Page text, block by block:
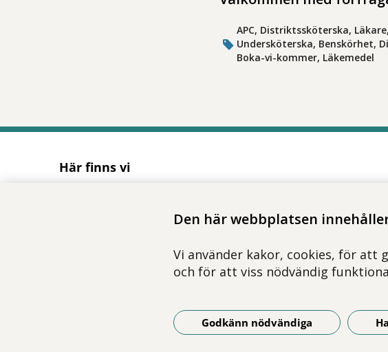
Den här webbplatsen
Vi använder kakor, cookies, för
och för att viss nödvändig
Godkänn nödvändiga
APC, Distriktssköterska,
Undersköterska, Benskörhet,
Boka-vi-kommer, Läkemedel
Här finns vi